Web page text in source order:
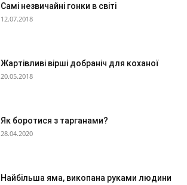
Самі незвичайні гонки в світі
12.07.2018
Жартівливі вірші добраніч для коханої
20.05.2018
Як боротися з тарганами?
28.04.2020
Найбільша яма, викопана руками людини